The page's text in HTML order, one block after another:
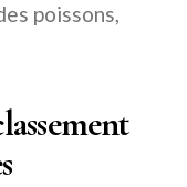
poissons,